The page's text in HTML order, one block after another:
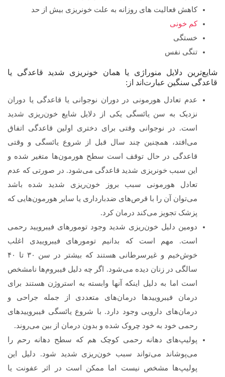
کاهش فعالیت های روزانه به علت خونریزی بیش از حد
کم خونی
خستگی
تنگی نفس
شایع‌ترین دلایل منوراژی یا همان خونریزی شدید قاعدگی یا
قاعدگی سنگین عبارت‌اند از:
عدم تعادل هورمونی در دوران نوجوانی یا قاعدگی یا دوران
نزدیک به سن یائسگی یکی از دلایل شایع خون‌ریزی شدید
است. در نوجوانی وقتی برای دختری اولین قاعدگی اتفاق
می‌افتد، همچنین چند سال قبل از شروع یائسگی و وقتی
قاعدگی در حال توقف است سطح هورمون‌ها متغیر شده و
این سبب خونریزی شدید قاعدگی می‌شود. در صورتی که عدم
تعادل هورمونی سبب بروز خون‌ریزی شدید شده باشد
می‌توان آن را با قرص‌های ضدبارداری یا سایر هورمون‌هایی که
پزشک تجویز می‌کند درمان کرد.
دومین دلیل خون‌ریزی شدید وجود تومورهای فیبرویید رحمی
است. مهم است که بدانیم تومورهای فیبروییدی اغلب
خوش‌خیم و غیرسرطانی هستند که بیشتر در سن ۳۰ تا ۴۰
سالگی در زنان دیده می‌شود. اگر چه دلیل فیبروم‌ها نامشخص
است اما به دلیل اینکه آنها وابسته به استروژن هستند برای
درمان فیبروییدها درمان‌های متعددی از جمله جراحی و
درمان‌های دارویی وجود دارد. با شروع یائسگی فیبروییدهای
رحمی خود به خود چروک شده و بدون درمان از بین می‌روند.
پولیپ‌های دهانه رحمی کوچک هم که سطح دهانه رحم را
می‌پوشاند می‌تواند سبب خون‌ریزی شدید شود. دلیل این
پولیپ‌ها مشخص نیست اما ممکن است در اثر عفونت یا